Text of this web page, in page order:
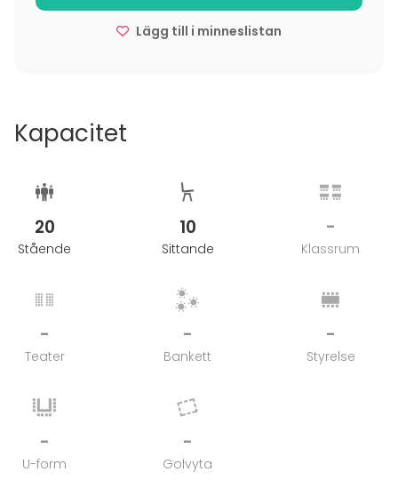
Lägg till i minneslistan
Kapacitet
20
Stående
10
Sittande
-
Klassrum
-
Teater
-
Bankett
-
Styrelse
-
U-form
-
Golvyta